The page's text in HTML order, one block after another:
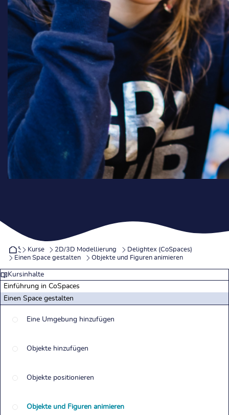
Startseite
Kurse 2D/3D Modellierung
Delightex (CoSpaces)
Einen Space gestalten
Objekte und Figuren animieren
Kursinhalte
Einführung in CoSpaces
Einen Space gestalten
Eine Umgebung hinzufügen
Objekte hinzufügen
Objekte positionieren
Objekte und Figuren animieren